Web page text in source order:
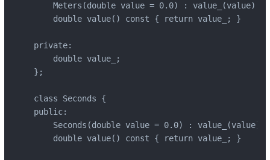
    Meters(double value = 0.0) : value_(value) {}
    double value() const { return value_; }
private:
    double value_;
};
class Seconds {
public:
Seconds(double value = 0.0) : value_(value)
    double value() const { return value_; }